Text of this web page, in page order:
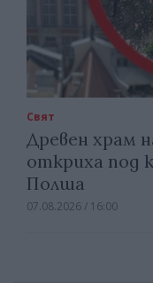
Свят
Древен храм
откриха под
Полша
07.08.2026 / 16:00